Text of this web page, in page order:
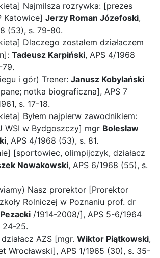
Najmilsza rozrywka: [prezes
Katowice] Jerzy Roman Józefoski,
(53), s. 79-80.
Dlaczego zostałem działaczem
Tadeusz Karpiński, APS 4/1968
i gór) Trener: Janusz Kobylański
notka biograficzna], APS 7
s. 17-18.
Byłem najpierw zawodnikiem:
WSI w Bydgoszczy] mgr Bolesław
, APS 4/1968 (53), s. 81.
[sportowiec, olimpijczyk, działacz
Nowakowski, APS 6/1968 (55), s.
Nasz prorektor [Prorektor
Rolniczej w Poznaniu prof. dr
/1914-2008/], APS 5-6/1964
24-25.
AZS [mgr. Wiktor Piątkowski,
Wrocławski], APS 1/1965 (30), s. 35-